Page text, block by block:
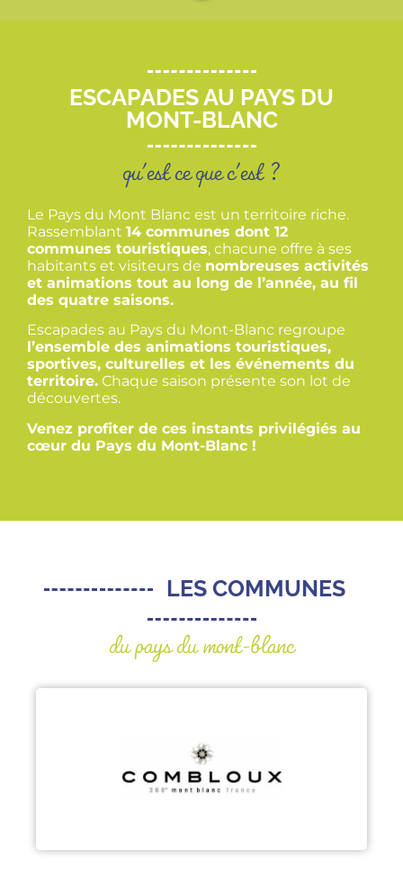
ESCAPADES AU PAYS DU
MONT-BLANC
qu'est ce que c'est ?
Le Pays du Mont Blanc est un territoire riche.
Rassemblant 14 communes dont 12
communes touristiques, chacune offre à ses
habitants et visiteurs de nombreuses activités
et animations tout au long de l’année, au fil
des quatre saisons.
Escapades au Pays du Mont-Blanc regroupe
l’ensemble des animations touristiques,
sportives, culturelles et les événements du
territoire. Chaque saison présente son lot de
découvertes.
Venez profiter de ces instants privilégiés au
cœur du Pays du Mont-Blanc !
LES COMMUNES
du pays du mont-blanc
COMBLOUX
Découvrir